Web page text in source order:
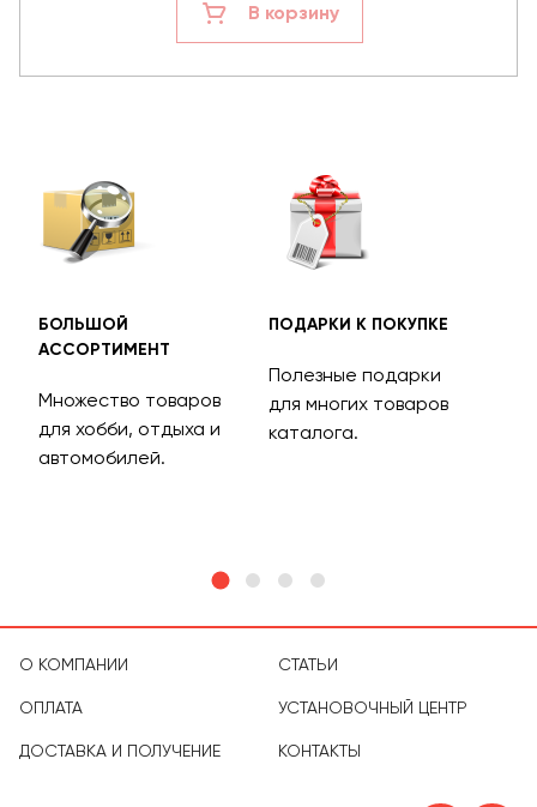
В корзину
БОЛЬШОЙ
АССОРТИМЕНТ
Множество товаров
для хобби, отдыха и
автомобилей.
ПОДАРКИ К ПОКУПКЕ
Полезные подарки
для многих товаров
каталога.
О КОМПАНИИ
ОПЛАТА
ДОСТАВКА И ПОЛУЧЕНИЕ
СТАТЬИ
УСТАНОВОЧНЫЙ ЦЕНТР
КОНТАКТЫ